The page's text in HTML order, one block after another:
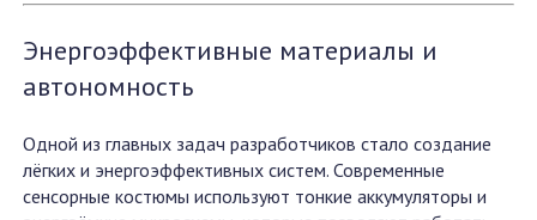
Энергоэффективные материалы и
автономность
Одной из главных задач разработчиков стало создание
лёгких и энергоэффективных систем. Современные
сенсорные костюмы используют тонкие аккумуляторы и